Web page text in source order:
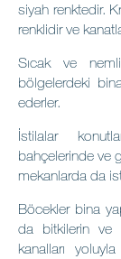
siyah renktedir.
renklidir ve
Sıcak ve
bölgelerdeki
ederler.
İstilalar
bahçelerinde ve
mekanlarda da
Böcekler bina
da bitkilerin ve
kanalları